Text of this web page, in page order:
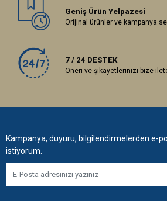
Geniş Ürün Yelpazesi
Orijinal ürünler ve kampanya
7 / 24 DESTEK
Öneri ve şikayetlerinizi bize
Kampanya, duyuru, bilgilendirmelerden e-
istiyorum.